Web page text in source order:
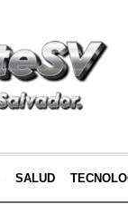
SALUD